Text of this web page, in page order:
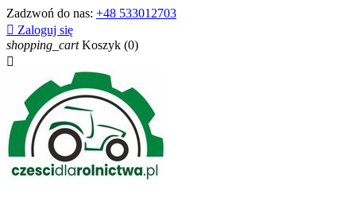
Zadzwoń do nas: +48 533012703
 Zaloguj się
shopping_cart Koszyk (0)
